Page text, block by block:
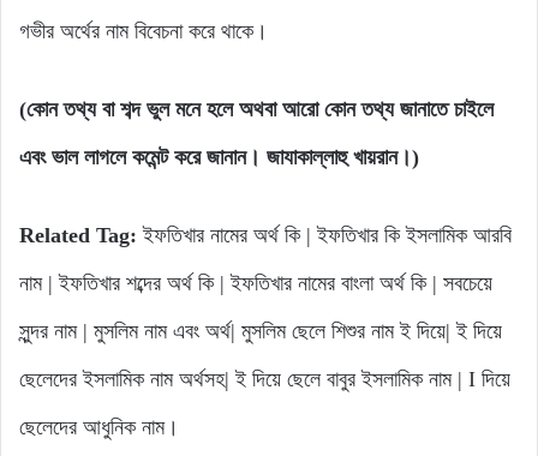
গভীর অর্থের নাম বিবেচনা করে থাকে।
(কোন তথ্য বা শব্দ ভুল মনে হলে অথবা আরো কোন তথ্য জানাতে চাইলে
এবং ভাল লাগলে কমেন্ট করে জানান। জাযাকাল্লাহু খায়রান।)
Related Tag: ইফতিখার নামের অর্থ কি | ইফতিখার কি ইসলামিক আরবি
নাম | ইফতিখার শব্দের অর্থ কি | ইফতিখার নামের বাংলা অর্থ কি | সবচেয়ে
সুন্দর নাম | মুসলিম নাম এবং অর্থ| মুসলিম ছেলে শিশুর নাম ই দিয়ে| ই দিয়ে
ছেলেদের ইসলামিক নাম অর্থসহ| ই দিয়ে ছেলে বাবুর ইসলামিক নাম | I দিয়ে
ছেলেদের আধুনিক নাম।